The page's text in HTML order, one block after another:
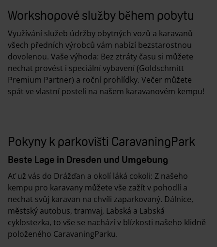
Workshopové služby během pobytu
Využívání služeb údržby obytných vozů a karavanů
všech předních výrobců vám nabízí bezstarostnou
dovolenou. Vaše výhoda: Bez ztráty času si můžete
nechat provést i speciální vybavení (Goldschmitt
Premium Partner) a roční prohlídky. Večer můžete
spát ve vlastní posteli na našem karavanovém kempu!
Pokyny k parkovišti CaravaningPark
Beste Lage in Dresden und Umgebung
Ať už vás do Drážďan a okolí láká cokoli: Z našeho
kempu pro karavany můžete vše zažít v pohodlí a
nechat svůj karavan na chvíli zaparkovaný. Dálnice,
městský autobus, tramvaj, Labská a Labská
cyklostezka, to vše se nachází v blízkosti našeho klidně
položeného CaravaningParku.